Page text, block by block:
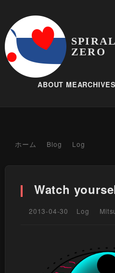
ZERO
ABOUT MEARCHIVES
ホーム Blog Log
Watch
2013-04-30 Log